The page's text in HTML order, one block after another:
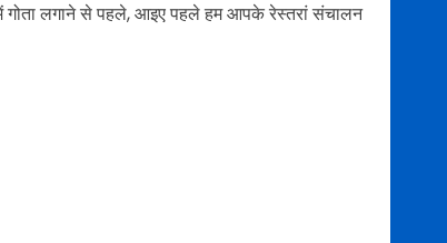
लगाने से पहले, आइए पहले हम आपके रेस्तरां संचालन